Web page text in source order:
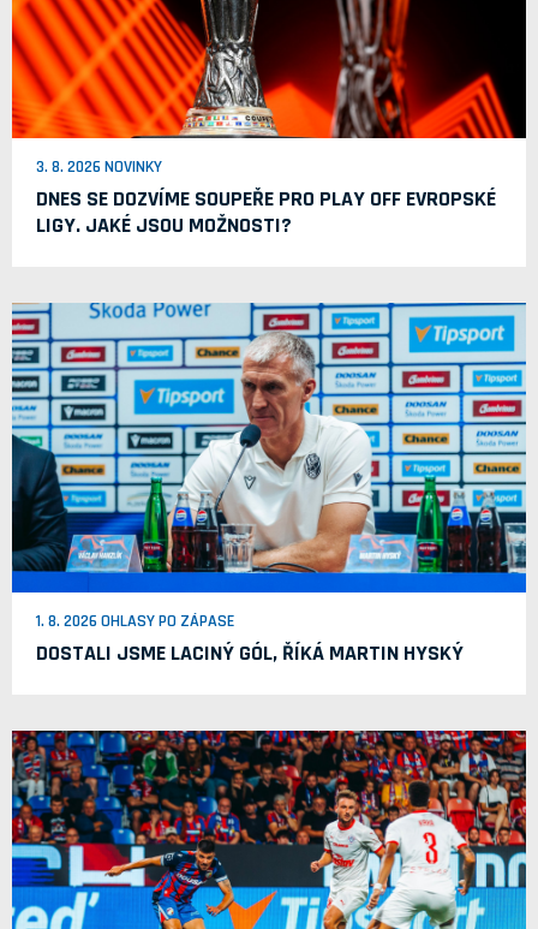
3. 8. 2026 NOVINKY
DNES SE DOZVÍME SOUPEŘE PRO PLAY OFF EVROPSKÉ
LIGY. JAKÉ JSOU MOŽNOSTI?
1. 8. 2026 OHLASY PO ZÁPASE
DOSTALI JSME LACINÝ GÓL, ŘÍKÁ MARTIN HYSKÝ